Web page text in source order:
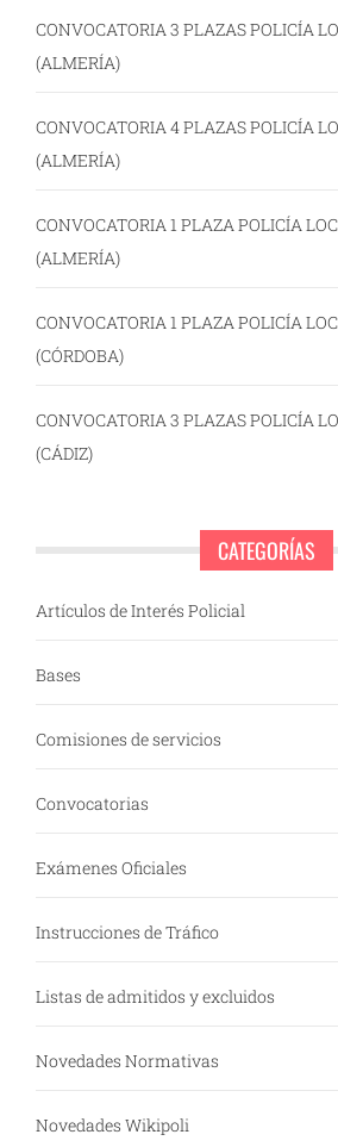
CONVOCATORIA 3 PLAZAS POLICÍA
(ALMERÍA)
CONVOCATORIA 4 PLAZAS POLICÍA
(ALMERÍA)
CONVOCATORIA 1 PLAZA POLICÍA
(ALMERÍA)
CONVOCATORIA 1 PLAZA POLICÍA
(CÓRDOBA)
CONVOCATORIA 3 PLAZAS POLICÍA
(CÁDIZ)
CATEGORÍAS
Artículos de Interés Policial
Bases
Comisiones de servicios
Convocatorias
Exámenes Oficiales
Instrucciones de Tráfico
Listas de admitidos y excluidos
Novedades Normativas
Novedades Wikipoli